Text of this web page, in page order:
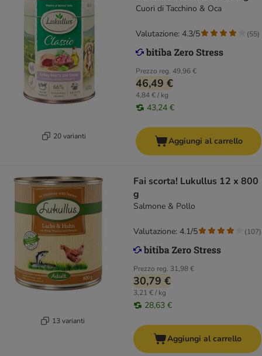
20 varianti
Cuori di Tacchino & Oca
Prezzo reg. 49,96 €
46,49 €
4,84 € / kg
43,24 €
Valutazione: 4.3/5 (55)
Aggiungi al carrello
13 varianti
Fai scorta! Lukullus 12 x 800
g
Salmone & Pollo
Prezzo reg. 31,98 €
30,79 €
3,21 € / kg
28,63 €
Valutazione: 4.1/5 (107)
Aggiungi al carrello